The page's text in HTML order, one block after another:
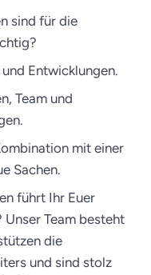
sind für die
Entwicklungen.
Team und
mit einer
Sachen.
führt Ihr Euer
Unser Team besteht
die
und sind stolz